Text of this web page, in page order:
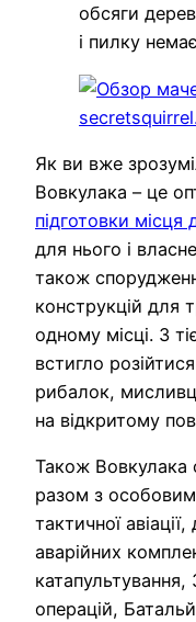
обсяги
і пилку
Як ви вже
Вовкулака – це
підготовки місця
для нього і власне
також
конструкцій для
одному місці. З
встигло
рибалок,
на відкритому
Також Вовкулака
разом з
тактичної
аварійних
операцій,